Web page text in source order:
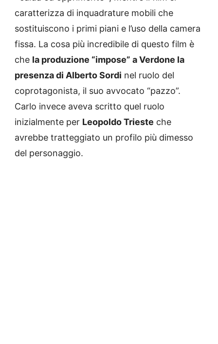
caratterizza di inquadrature mobili che
sostituiscono i primi piani e l’uso della camera
fissa. La cosa più incredibile di questo film è
che la produzione “impose” a Verdone la
presenza di Alberto Sordi nel ruolo del
coprotagonista, il suo avvocato “pazzo”.
Carlo invece aveva scritto quel ruolo
inizialmente per Leopoldo Trieste che
avrebbe tratteggiato un profilo più dimesso
del personaggio.